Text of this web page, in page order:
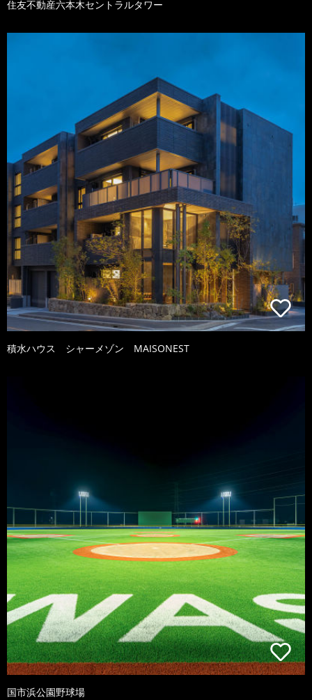
住友不動産六本木セントラルタワー
積水ハウス シャーメゾン MAISONEST
国市浜公園野球場